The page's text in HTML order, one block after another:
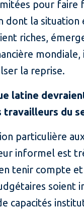
pour faire
dont la
riches,
la reprise.
latine
du
particulière
informel est
tenir compte
capacités